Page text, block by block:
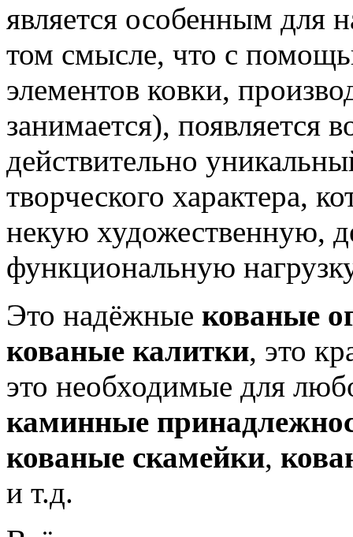
является особенным для
том смысле, что с
элементов ковки,
занимается), появляется
действительно
творческого характера,
некую художественную,
функциональную
Это надёжные кованые
кованые калитки, это
это необходимые для
каминные
кованые скамейки,
и т.д.